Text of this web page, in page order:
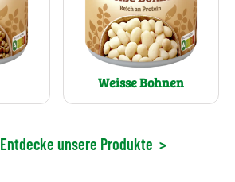
Weisse Bohnen
Entdecke unsere Produkte >